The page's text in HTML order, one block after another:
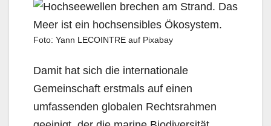
Foto: Yann LECOINTRE auf Pixabay
Damit hat sich die internationale
Gemeinschaft erstmals auf einen
umfassenden globalen Rechtsrahmen